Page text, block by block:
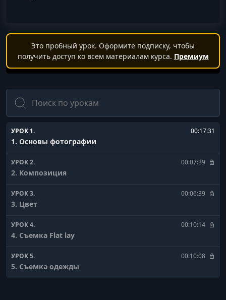
Это пробный урок. Оформите подписку, чтобы
получить доступ ко всем материалам курса. Премиум
Поиск
УРОК 1. 00:17:31
1. Основы фотографии
УРОК 2. 00:07:39
2. Композиция
УРОК 3. 00:06:39
3. Цвет
УРОК 4. 00:10:14
4. Съемка Flat lay
УРОК 5. 00:10:08
5. Съемка одежды